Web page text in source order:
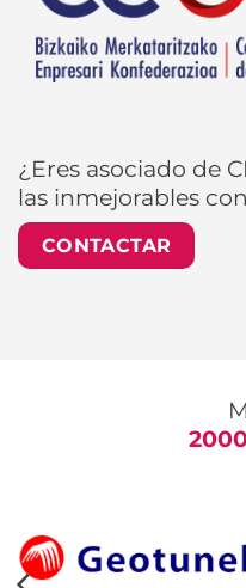
¿Eres asociado de
las inmejorables
CONTACTAR